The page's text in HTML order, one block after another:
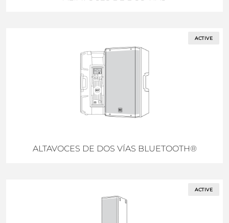
ACTIVE
ALTAVOCES DE DOS VÍAS BLUETOOTH®
ACTIVE